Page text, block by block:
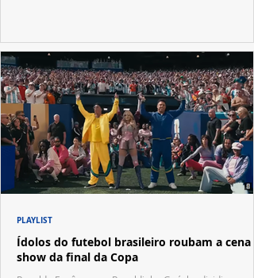
Ídolos do futebol brasileiro roubam a cena
show da final da Copa
PLAYLIST